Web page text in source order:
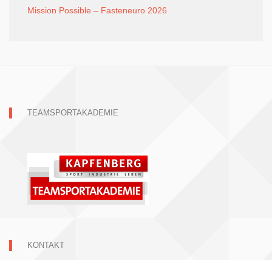
Mission Possible – Fasteneuro 2026
TEAMSPORTAKADEMIE
KONTAKT